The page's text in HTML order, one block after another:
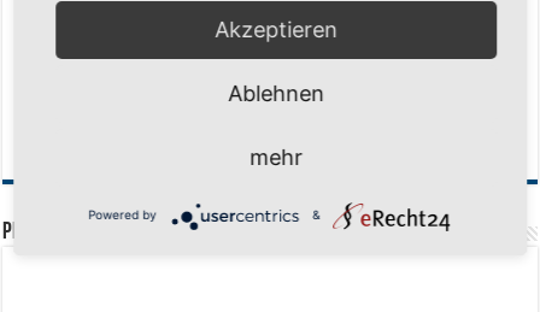
Zum Heimabschluss ein Ausrufezeichen
Mission Titelverteidigung: LOCO Express greift nach dem fünften Titel in
6. Mai 2026
PREMIUMPARTNER
Akzeptieren
Ablehnen
mehr
Powered by &